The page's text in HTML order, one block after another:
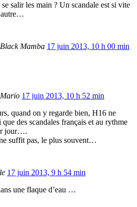
salir les main ? Un scandale est si vite
autre…
Black Mamba 17 juin 2013, 10 h 00 min
Mario 17 juin 2013, 10 h 52 min
quand on y regarde bien, H16 ne
que des scandales français et au rythme
jour….
suffit pas, le plus souvent…
17 juin 2013, 9 h 54 min
une flaque d’eau …